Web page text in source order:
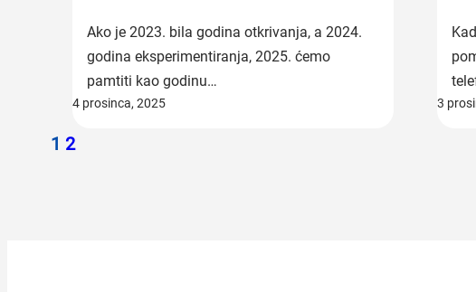
Ako je 2023. bila godina otkrivanja, a 2024.
godina eksperimentiranja, 2025. ćemo
pamtiti kao godinu…
4 prosinca, 2025 3
1 2